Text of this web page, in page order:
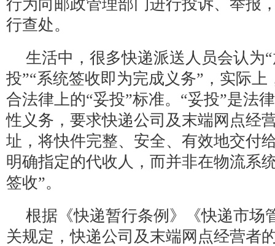
行为向邮政管理部门进行投诉、举报
行查处。
生活中，很多快递派送人员会认为
投”“系统签收即为完成义务”，实际上
合法律上的“妥投”标准。“妥投”是法
性义务，要求快递公司及末端网点经
址，将快件完整、安全、有效地交付
明确指定的代收人，而并非在物流系
签收”。
根据《快递暂行条例》《快递市场
关规定，快递公司及末端网点经营者